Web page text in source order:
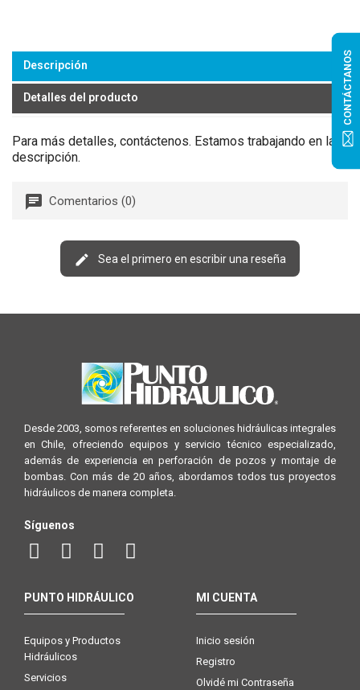
Descripción
Detalles del producto
Para más detalles, contáctenos. Estamos trabajando en la
descripción.
Comentarios (0)
Sea el primero en escribir una reseña
Desde 2003, somos referentes en soluciones hidráulicas integrales
en Chile, ofreciendo equipos y servicio técnico especializado,
además de experiencia en perforación de pozos y montaje de
bombas. Con más de 20 años, abordamos todos tus proyectos
hidráulicos de manera completa.
Síguenos
PUNTO HIDRÁULICO
Equipos y Productos
Hidráulicos
Servicios
MI CUENTA
Inicio sesión
Registro
Olvidé mi Contraseña
CONTÁCTANOS